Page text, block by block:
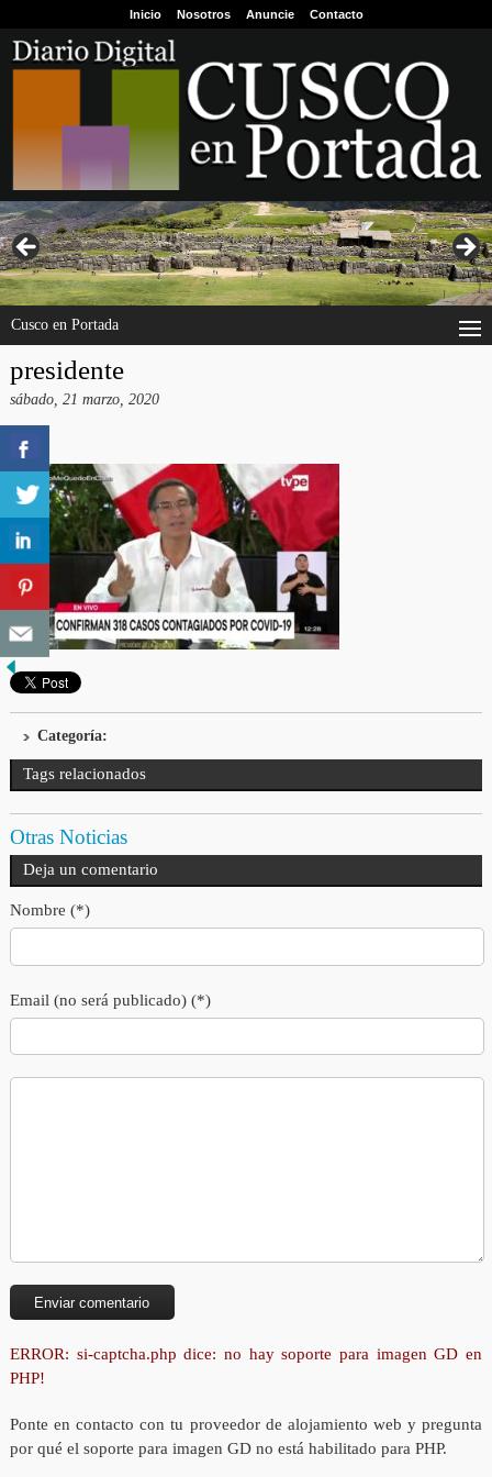
Inicio Nosotros Anuncie Contacto
Cusco en Portada
presidente
sábado, 21 marzo, 2020
Categoría:
Tags relacionados
Otras Noticias
Deja un comentario
Nombre (*)
Email (no será publicado) (*)
ERROR: si-captcha.php dice: no hay soporte para imagen GD en
PHP!
Ponte en contacto con tu proveedor de alojamiento web y pregunta
por qué el soporte para imagen GD no está habilitado para PHP.